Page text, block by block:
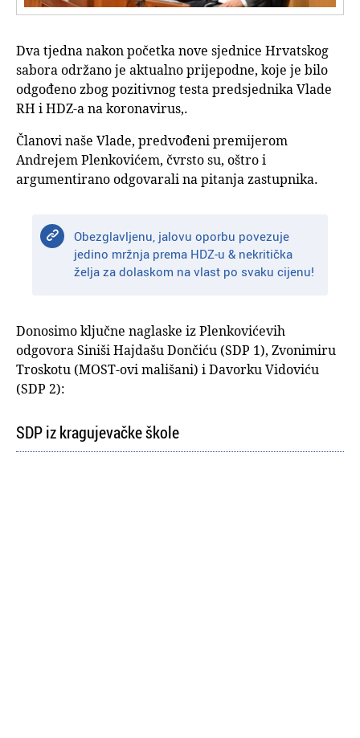
Dva tjedna nakon početka nove sjednice Hrvatskog
sabora održano je aktualno prijepodne, koje je bilo
odgođeno zbog pozitivnog testa predsjednika Vlade
RH i HDZ-a na koronavirus,.
Članovi naše Vlade, predvođeni premijerom
Andrejem Plenkovićem, čvrsto su, oštro i
argumentirano odgovarali na pitanja zastupnika.
Obezglavljenu, jalovu oporbu povezuje
jedino mržnja prema HDZ-u & nekritička
želja za dolaskom na vlast po svaku cijenu!
Donosimo ključne naglaske iz Plenkovićevih
odgovora Siniši Hajdašu Dončiću (SDP 1), Zvonimiru
Troskotu (MOST-ovi mališani) i Davorku Vidoviću
(SDP 2):
SDP iz kragujevačke škole